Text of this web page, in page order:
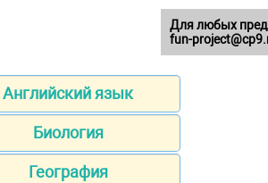
Английский язык
Биология
География
Для любых
fun-